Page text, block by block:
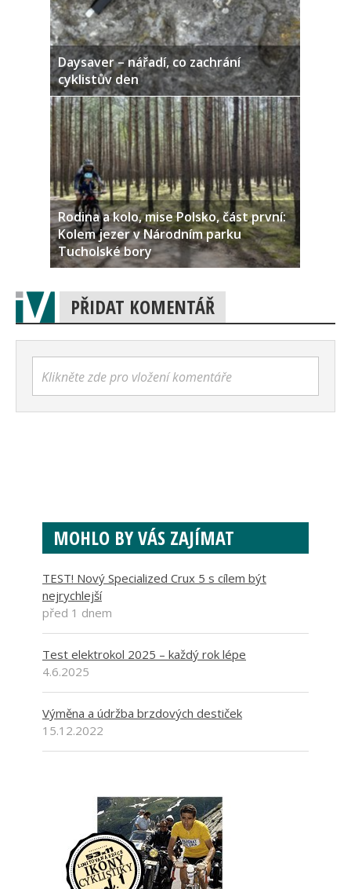
Daysaver – nářadí, co zachrání
cyklistův den
Rodina a kolo, mise Polsko, část první:
Kolem jezer v Národním parku
Tucholské bory
PŘIDAT KOMENTÁŘ
Klikněte zde pro vložení komentáře
MOHLO BY VÁS ZAJÍMAT
TEST! Nový Specialized Crux 5 s cílem být
nejrychlejší
před 1 dnem
Test elektrokol 2025 – každý rok lépe
4.6.2025
Výměna a údržba brzdových destiček
15.12.2022